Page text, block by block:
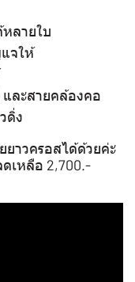
ลายใบ
จให้
ละสายคล้องคอ
ดิ่ง
าวครอสได้ด้วยค่ะ
เหลือ 2,700.-